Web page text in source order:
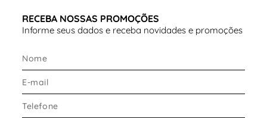
RECEBA NOSSAS PROMOÇÕES
Informe seus dados e receba novidades e promoções